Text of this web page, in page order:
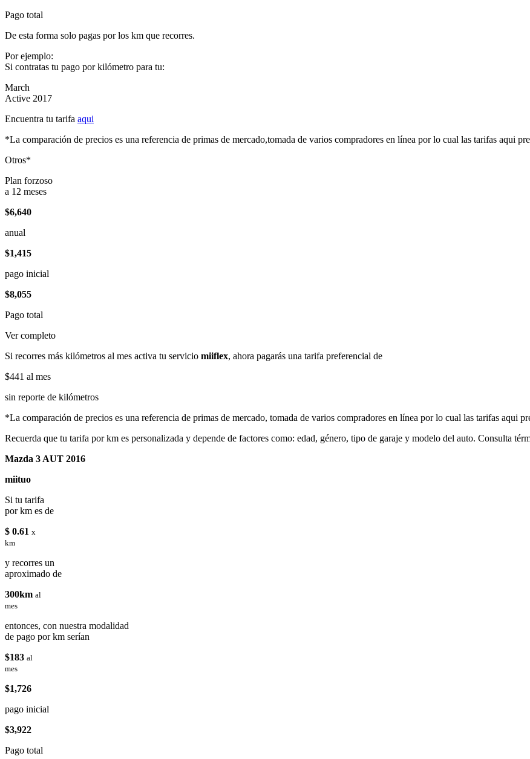
Pago total
De esta forma solo pagas por los km que recorres.
Por ejemplo:
Si contratas tu pago por kilómetro para tu:
March
Active 2017
Encuentra tu tarifa aqui
*La comparación de precios es una referencia de primas de mercado,tomada de varios compradores en línea por lo cual las tarifas aqui
Otros*
Plan forzoso
a 12 meses
$6,640
anual
$1,415
pago inicial
$8,055
Pago total
Ver completo
Si recorres más kilómetros al mes activa tu servicio miiflex, ahora pagarás una tarifa preferencial de
$441 al mes
sin reporte de kilómetros
*La comparación de precios es una referencia de primas de mercado, tomada de varios compradores en línea por lo cual las tarifas aqui
Recuerda que tu tarifa por km es personalizada y depende de factores como: edad, género, tipo de garaje y modelo del auto. Consulta
Mazda 3 AUT 2016
miituo
Si tu tarifa
por km es de
$ 0.61 x
km
y recorres un
aproximado de
300km al
mes
entonces, con nuestra modalidad
de pago por km serían
$183 al
mes
$1,726
pago inicial
$3,922
Pago total